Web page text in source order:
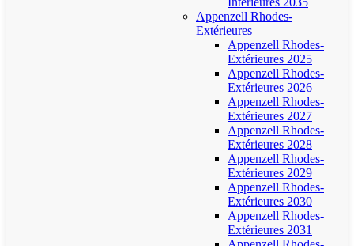
Appenzell Rhodes-
Extérieures
Appenzell Rhodes-
Extérieures 2025
Appenzell Rhodes-
Extérieures 2026
Appenzell Rhodes-
Extérieures 2027
Appenzell Rhodes-
Extérieures 2028
Appenzell Rhodes-
Extérieures 2029
Appenzell Rhodes-
Extérieures 2030
Appenzell Rhodes-
Extérieures 2031